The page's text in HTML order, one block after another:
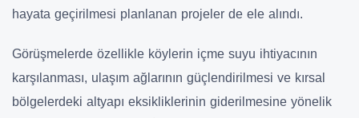
hayata geçirilmesi planlanan projeler de ele alındı.
Görüşmelerde özellikle köylerin içme suyu ihtiyacının
karşılanması, ulaşım ağlarının güçlendirilmesi ve kırsal
bölgelerdeki altyapı eksikliklerinin giderilmesine yönelik